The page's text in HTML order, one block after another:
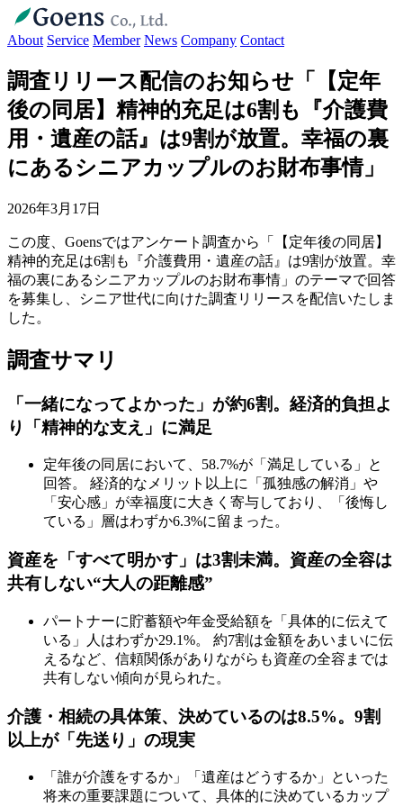
About Service Member News Company Contact
調査リリース配信のお知らせ「【定年
後の同居】精神的充足は6割も『介護費
用・遺産の話』は9割が放置。幸福の裏
にあるシニアカップルのお財布事情」
2026年3月17日
この度、Goensではアンケート調査から「【定年後の同居】
精神的充足は6割も『介護費用・遺産の話』は9割が放置。幸
福の裏にあるシニアカップルのお財布事情」のテーマで回答
を募集し、シニア世代に向けた調査リリースを配信いたしま
した。
調査サマリ
「一緒になってよかった」が約6割。経済的負担よ
り「精神的な支え」に満足
定年後の同居において、58.7%が「満足している」と
回答。 経済的なメリット以上に「孤独感の解消」や
「安心感」が幸福度に大きく寄与しており、「後悔し
ている」層はわずか6.3%に留まった。
資産を「すべて明かす」は3割未満。資産の全容は
共有しない“大人の距離感”
パートナーに貯蓄額や年金受給額を「具体的に伝えて
いる」人はわずか29.1%。 約7割は金額をあいまいに伝
えるなど、信頼関係がありながらも資産の全容までは
共有しない傾向が見られた。
介護・相続の具体策、決めているのは8.5%。9割
以上が「先送り」の現実
「誰が介護をするか」「遺産はどうするか」といった
将来の重要課題について、具体的に決めているカップ